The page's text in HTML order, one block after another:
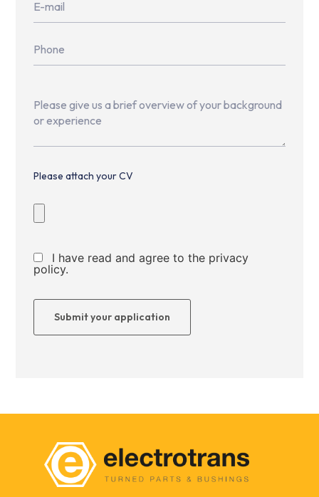
Please attach your CV
I have read and agree to the privacy
policy.